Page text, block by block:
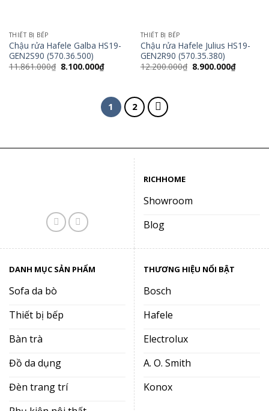
THIẾT BỊ BẾP
Chậu rửa Hafele Galba HS19-
GEN2S90 (570.36.500)
11.861.000₫ Giá
8.100.000₫Giá
hiện
8.100.000₫.
THIẾT BỊ BẾP
Chậu rửa Hafele Julius HS19-
GEN2R90 (570.35.380)
12.200.000₫ Giá
8.900.000₫Giá
hiện
1 2
RICHHOME
Showroom
Blog
DANH MỤC SẢN PHẨM
Sofa da bò
Thiết bị bếp
Bàn trà
Đồ da dụng
Đèn trang trí
THƯƠNG HIỆU NỔI BẬT
Bosch
Hafele
Electrolux
A. O. Smith
Konox